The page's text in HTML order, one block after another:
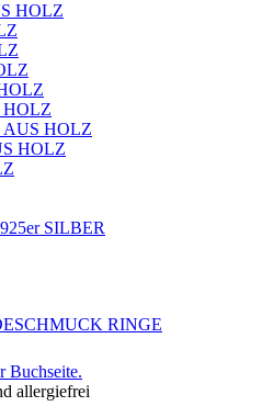
HOLZ
HOLZ
AUS HOLZ
HOLZ
SILBER
RINGE
allergiefrei